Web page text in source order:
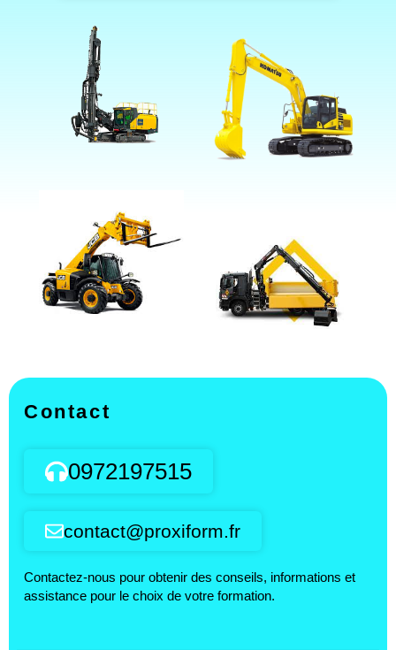
Contact
0972197515
contact@proxiform.fr
Contactez-nous pour obtenir des conseils, informations et
assistance pour le choix de votre formation.